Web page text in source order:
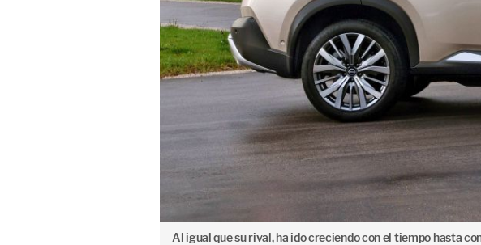
Al igual que su rival, ha ido creciendo con el tiempo hasta